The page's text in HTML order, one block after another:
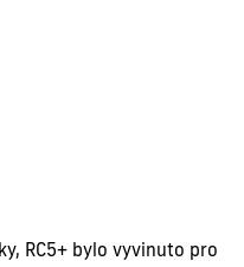
RC5+ bylo vyvinuto pro